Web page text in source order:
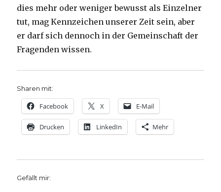
dies mehr oder weniger bewusst als Einzelner
tut, mag Kennzeichen unserer Zeit sein, aber
er darf sich dennoch in der Gemeinschaft der
Fragenden wissen.
Sharen mit:
Facebook X E-Mail
Drucken LinkedIn Mehr
Gefällt mir: